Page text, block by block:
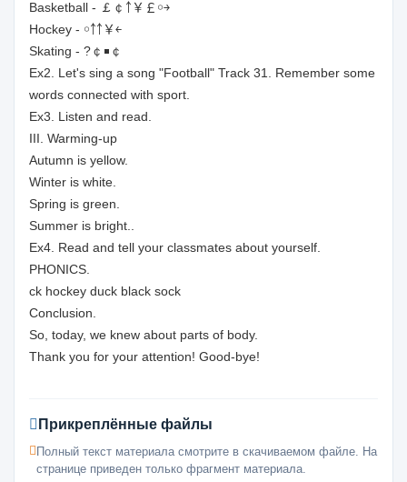
Basketball - ￡￠￱￪￥￲￡￮￫
Hockey - ￵￮￪￪￥￩
Skating - ￱￻￰?￠￭￠￳
Ex2. Let's sing a song "Football" Track 31. Remember some
words connected with sport.
Ex3. Listen and read.
III. Warming-up
Autumn is yellow.
Winter is white.
Spring is green.
Summer is bright..
Ex4. Read and tell your classmates about yourself.
PHONICS.
ck hockey duck black sock
Conclusion.
So, today, we knew about parts of body.
Thank you for your attention! Good-bye!
Прикреплённые файлы
Полный текст материала смотрите в скачиваемом файле. На
странице приведен только фрагмент материала.